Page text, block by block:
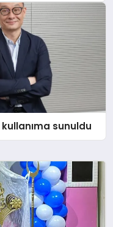
sunuldu